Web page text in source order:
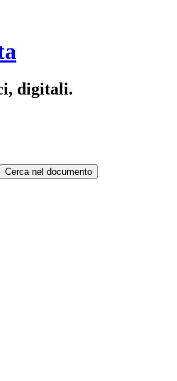
digitali.
Cerca nel documento